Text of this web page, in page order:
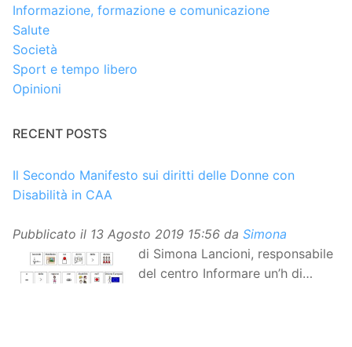
Informazione, formazione e comunicazione
Salute
Società
Sport e tempo libero
Opinioni
RECENT POSTS
Il Secondo Manifesto sui diritti delle Donne con
Disabilità in CAA
Pubblicato il 13 Agosto 2019 15:56 da Simona
di Simona Lancioni, responsabile
del centro Informare un’h di